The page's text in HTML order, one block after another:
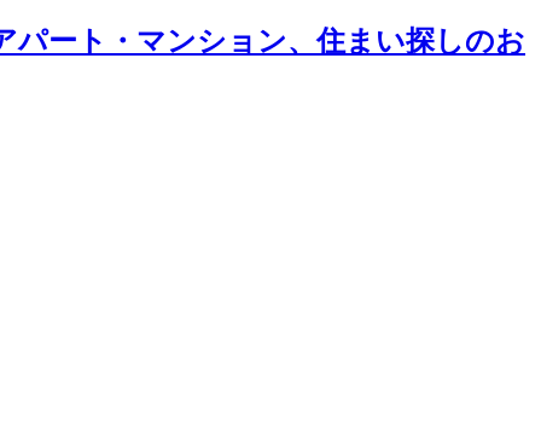
ート・マンション、住まい探しのお